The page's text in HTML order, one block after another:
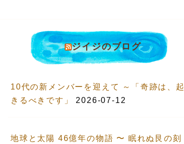
ジイジのブログ
10代の新メンバーを迎えて ～「奇跡は、起
きるべきです」
2026-07-12
地球と太陽 46億年の物語 〜 眠れぬ艮の刻